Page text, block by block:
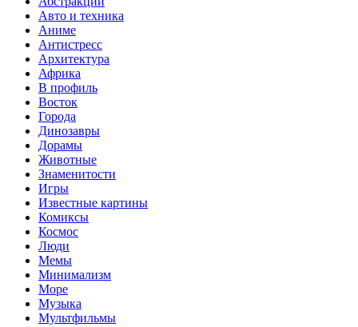
Авто и техника
Аниме
Антистресс
Архитектура
Африка
В профиль
Восток
Города
Динозавры
Дорамы
Животные
Знаменитости
Игры
Известные картины
Комиксы
Космос
Люди
Мемы
Минимализм
Море
Музыка
Мультфильмы